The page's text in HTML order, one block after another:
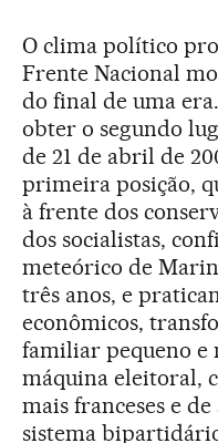
O clima político
Frente Nacional
do final de uma
obter o segundo
de 21 de abril de
primeira posição,
à frente dos
dos socialistas,
meteórico de
três anos, e
econômicos,
familiar pequeno e
máquina eleitoral,
mais franceses e
sistema